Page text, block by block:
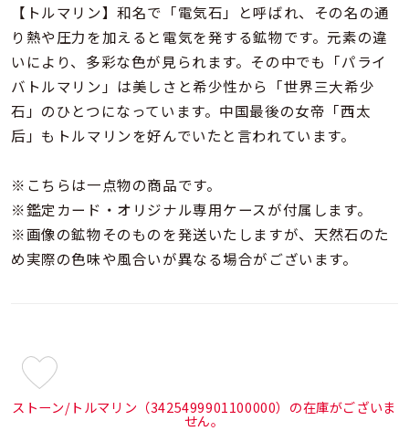
レディース
リングサイズ
～
メンズ
価格 ¥0
【トルマリン】和名で「電気石」と呼ばれ、その名の通
り熱や圧力を加えると電気を発する鉱物です。元素の違
いにより、多彩な色が見られます。その中でも「パライ
バトルマリン」は美しさと希少性から「世界三大希少
石」のひとつになっています。中国最後の女帝「西太
后」もトルマリンを好んでいたと言われています。
※こちらは一点物の商品です。
※鑑定カード・オリジナル専用ケースが付属します。
※画像の鉱物そのものを発送いたしますが、天然石のた
め実際の色味や風合いが異なる場合がございます。
¥9,900
in)
ストーン/トルマリン（3425499901100000）の在庫がございま
せん。